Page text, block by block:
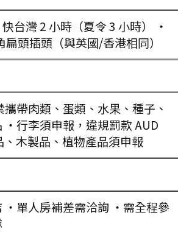
台灣 2 小時（夏令 3 小時） ・
頭插頭（與英國/香港相同）
帶肉類、蛋類、水果、種子、
行李須申報，違規罰款 AUD
木製品、植物產品須申報
・單人房補差需洽詢 ・需全程參